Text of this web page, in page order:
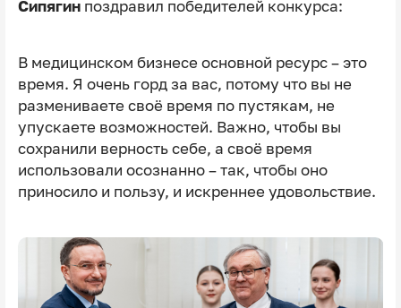
Сипягин поздравил победителей конкурса:
В медицинском бизнесе основной ресурс – это
время. Я очень горд за вас, потому что вы не
размениваете своё время по пустякам, не
упускаете возможностей. Важно, чтобы вы
сохранили верность себе, а своё время
использовали осознанно – так, чтобы оно
приносило и пользу, и искреннее удовольствие.